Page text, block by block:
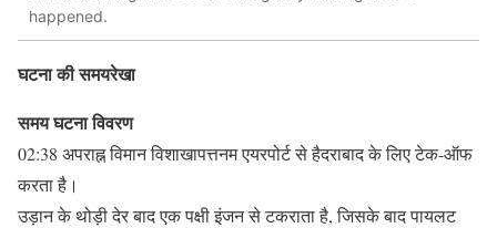
happened.
घटना की समयरेखा
समय घटना विवरण
02:38 अपराह्न विमान विशाखापत्तनम एयरपोर्ट से हैदराबाद के लिए टेक-ऑफ
करता है।
उड़ान के थोड़ी देर बाद एक पक्षी इंजन से टकराता है, जिसके बाद पायलट